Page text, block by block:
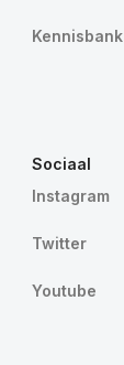
Kennisbank
Sociaal
Instagram
Twitter
Youtube